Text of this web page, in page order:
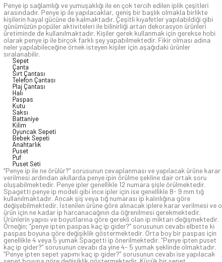
Penye ip sağlamlığı ve yumuşaklığı ile en çok tercih edilen iplik çeşitleri
arasındadır. Penye ip ile yapılacaklar, geniş bir başlık olmakla birlikte
kişilerin hayal gücüne de kalmaktadır. Çeşitli kıyafetler yapılabildiği gibi
günümüzün popüler aktiviteleri ile bilinirliği artan dekorasyon ürünleri
üretiminde de kullanılmaktadır. Kişiler gerek kullanmak için gerekse hobi
olarak penye ip ile birçok farklı şey yapabilmektedir. Fikir olması adına
neler yapılabileceğine örnek isteyen kişiler için aşağıdaki ürünler
sıralanabilir.
Sepet
Çanta
Sırt Çantası
Telefon Çantası
Plaj Çantası
Halı
Paspas
Kutu
Saksı
Battaniye
Kilim
Oyuncak Sepeti
Bebek Sepeti
Anahtarlık
Puset
Puf
Puset Seti
“Penye ip ile ne örülür?” sorusunun cevaplanması ve yapılacak ürüne karar
verilmesi ardından akıllarda penye ipin örülme şekline dair ortak soru
oluşabilmektedir. Penye ipler genellikle 12 numara şişle örülmektedir.
Spagetti penye ip modeli gibi ince ipler için ise genellikle 8- 9 mm tığ
kullanılmaktadır. Ancak şiş veya tığ numarası ip kalınlığına göre
değişebilmektedir. İstenilen ürüne göre alınacak iplere karar verilmesi ve o
ürün için ne kadar ip harcanacağının da öğrenilmesi gerekmektedir.
Ürünlerin yapısı ve boyutlarına göre gerekli olan ip miktarı değişmektedir.
Örneğin; “penye ipten paspas kaç ip gider?” sorusunun cevabı elbette ki
paspas boyuna göre değişiklik göstermektedir. Orta boy bir paspas için
genellikle 4 veya 5 yumak Spagetti ip önerilmektedir. “Penye ipten puset
kaç ip gider?” sorusunun cevabı da yine 4- 5 yumak şeklinde olmaktadır.
“Penye ipten sepet yapımı kaç ip gider?” sorusunun cevabı ise yapılacak